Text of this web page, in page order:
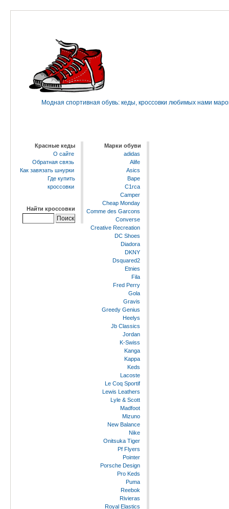
Модная спортивная обувь: кеды, кроссовки любимых нами
Красные кеды
О сайте
Обратная связь
Как завязать шнурки
Где купить
кроссовки
Найти кроссовки
Марки обуви
adidas
Alife
Asics
Bape
C1rca
Camper
Cheap Monday
Comme des Garcons
Converse
Creative Recreation
DC Shoes
Diadora
DKNY
Dsquared2
Etnies
Fila
Fred Perry
Gola
Gravis
Greedy Genius
Heelys
Jb Classics
Jordan
K-Swiss
Kanga
Kappa
Keds
Lacoste
Le Coq Sportif
Lewis Leathers
Lyle & Scott
Madfoot
Mizuno
New Balance
Nike
Onitsuka Tiger
Pf Flyers
Pointer
Porsche Design
Pro Keds
Puma
Reebok
Rivieras
Royal Elastics